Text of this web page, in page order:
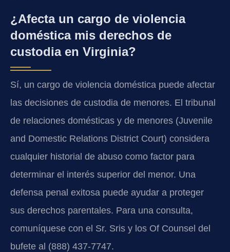
¿Afecta un cargo de violencia
doméstica mis derechos de
custodia en Virginia?
Sí, un cargo de violencia doméstica puede afectar
las decisiones de custodia de menores. El tribunal
de relaciones domésticas y de menores (Juvenile
and Domestic Relations District Court) considera
cualquier historial de abuso como factor para
determinar el interés superior del menor. Una
defensa penal exitosa puede ayudar a proteger
sus derechos parentales. Para una consulta,
comuníquese con el Sr. Sris y los Of Counsel del
bufete al (888) 437-7747.